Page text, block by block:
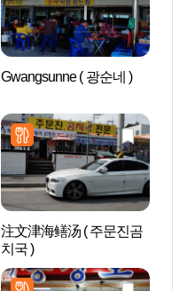
Gwangsunne ( 광순네 )
注文津海鳝汤 ( 주문진곰
치국 )